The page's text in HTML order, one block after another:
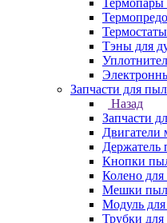
Термопары
Тэны для
Запчасти для
Назад
Запчасти
Двигатели
Держатель
Кнопки
Колено для
Мешки
Модуль
Трубки для